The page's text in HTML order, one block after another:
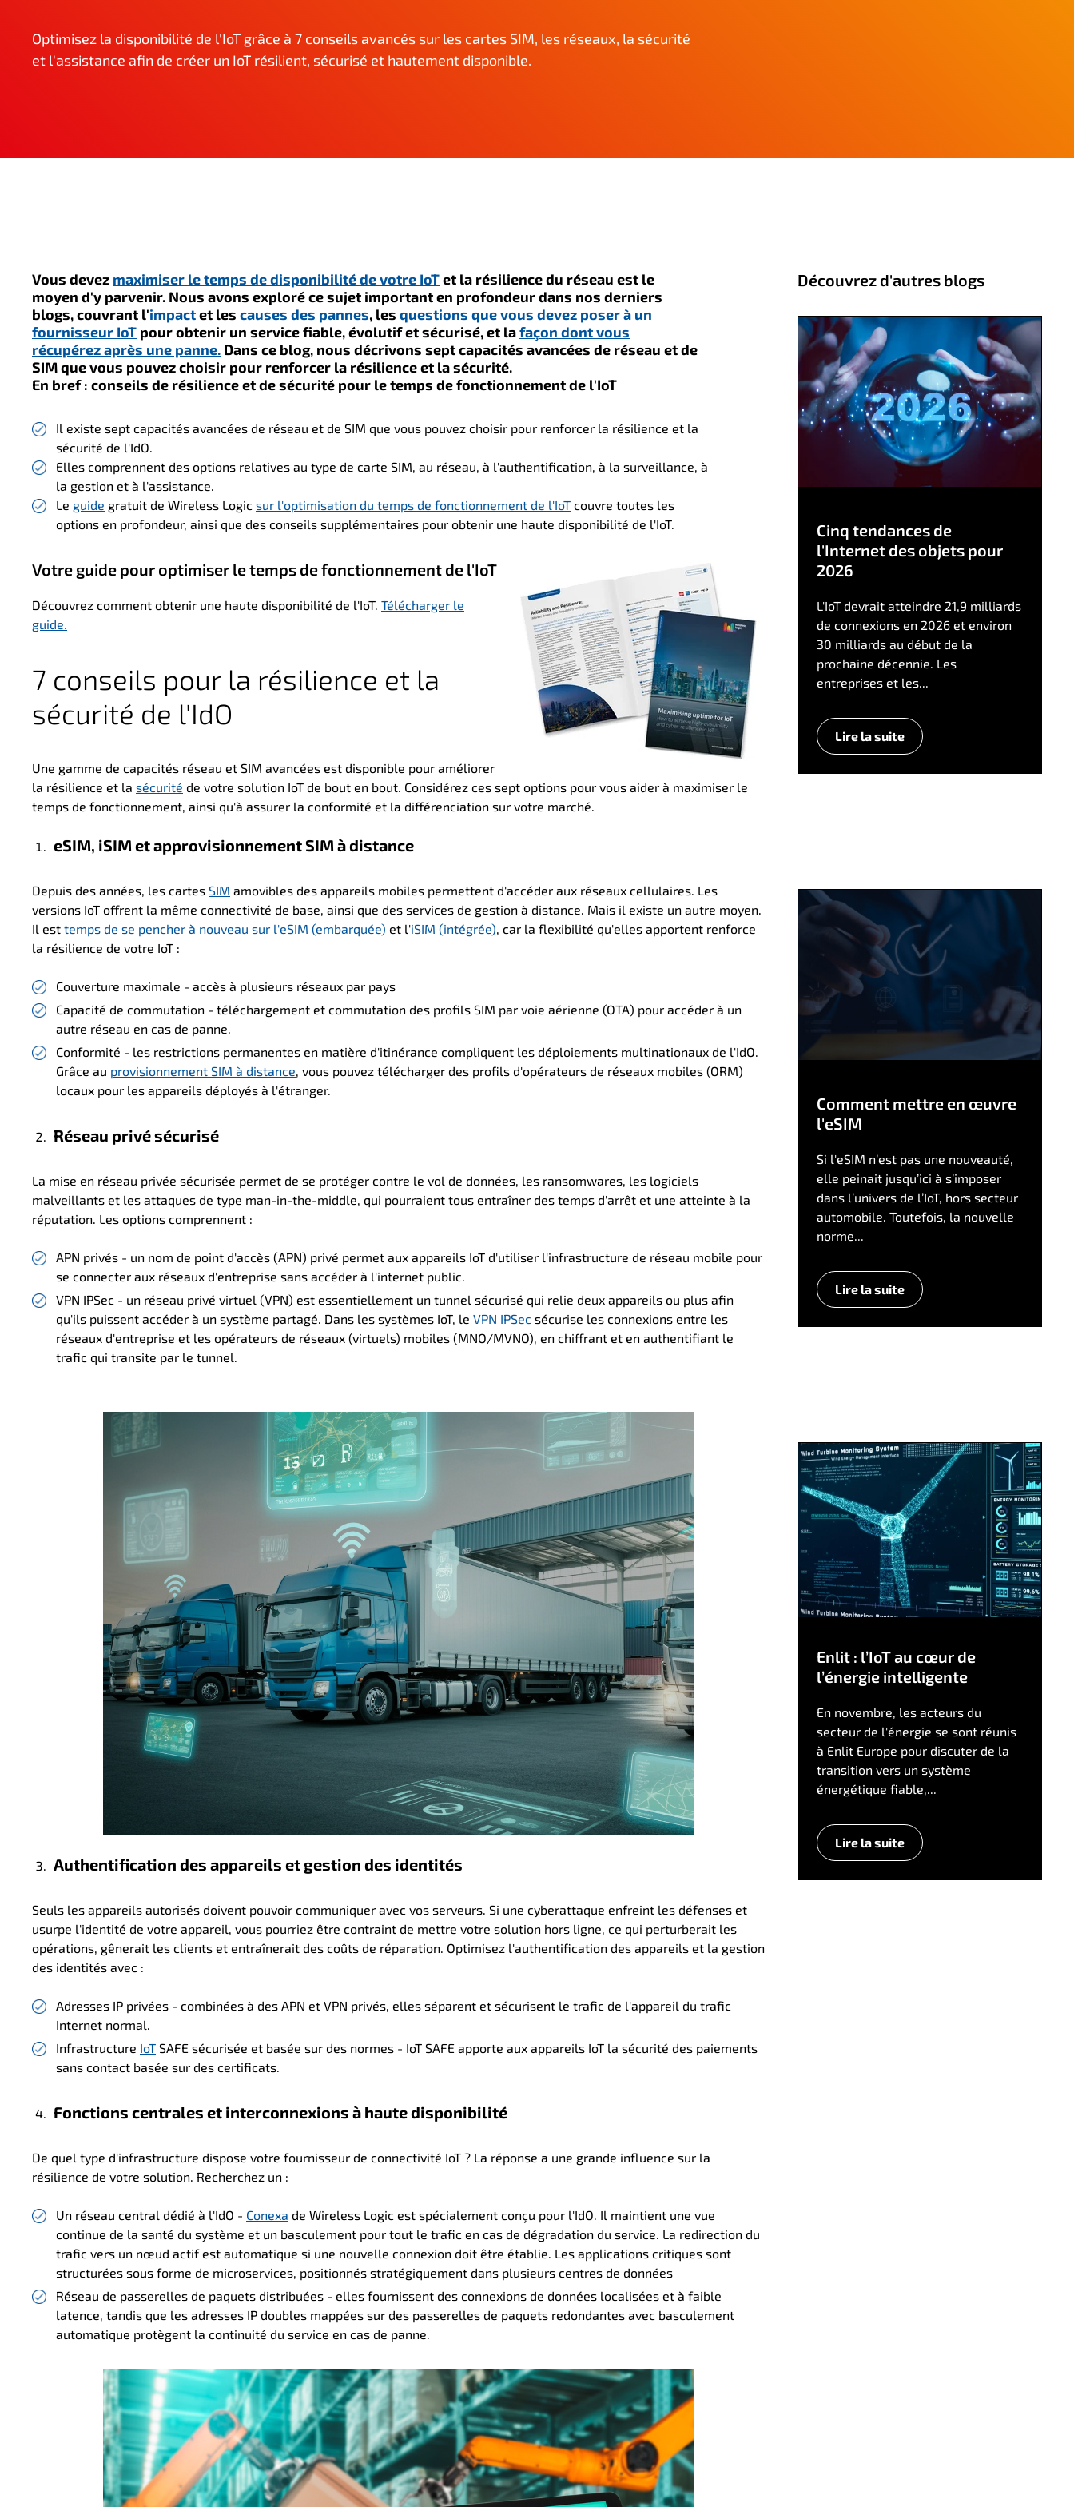
Optimisez la disponibilité de l'IoT grâce à 7 conseils avancés sur les cartes SIM, les réseaux, la sécurité
et l'assistance afin de créer un IoT résilient, sécurisé et hautement disponible.
Vous devez maximiser le temps de disponibilité de votre IoTet la résilience du réseau est le
moyen d'y parvenir. Nous avons exploré ce sujet important en profondeur dans nos derniers
blogs, couvrant l'impactet les causes des pannes, les questions que vous devez poser à un
fournisseur IoT pour obtenir un service fiable, évolutif et sécurisé, et lafaçon dont vous
récupérez après une panne. Dans ce blog, nous décrivons sept capacités avancées de réseau et de
SIM que vous pouvez choisir pour renforcer la résilience et la sécurité.
En bref : conseils de résilience et de sécurité pour le temps de fonctionnement de l'IoT
Il existe sept capacités avancées de réseau et de SIM que vous pouvez choisir pour renforcer la résilience et la
sécurité de l'IdO.
Elles comprennent des options relatives au type de carte SIM, au réseau, à l'authentification, à la surveillance, à
la gestion et à l'assistance.
Le guide gratuit de Wireless Logic sur l'optimisation du temps de fonctionnement de l'IoT couvre toutes les
options en profondeur, ainsi que des conseils supplémentaires pour obtenir une haute disponibilité de l'IoT.
Votre guide pour optimiser le temps de fonctionnement de l'IoT
Découvrez comment obtenir une haute disponibilité de l'IoT. Télécharger le
guide.
7 conseils pour la résilience et la
sécurité de l'IdO
Une gamme de capacités réseau et SIM avancées est disponible pour améliorer
la résilience et la sécurité de votre solution IoT de bout en bout. Considérez ces sept options pour vous aider à maximiser le
temps de fonctionnement, ainsi qu'à assurer la conformité et la différenciation sur votre marché.
eSIM, iSIM et approvisionnement SIM à distance
Depuis des années, les cartes SIM amovibles des appareils mobiles permettent d'accéder aux réseaux cellulaires. Les
versions IoT offrent la même connectivité de base, ainsi que des services de gestion à distance. Mais il existe un autre moyen.
Il est temps de se pencher à nouveau sur l'eSIM (embarquée) et l'iSIM (intégrée), car la flexibilité qu'elles apportent renforce
la résilience de votre IoT :
Couverture maximale - accès à plusieurs réseaux par pays
Capacité de commutation - téléchargement et commutation des profils SIM par voie aérienne (OTA) pour accéder à un
autre réseau en cas de panne.
Conformité - les restrictions permanentes en matière d'itinérance compliquent les déploiements multinationaux de l'IdO.
Grâce au provisionnement SIM à distance, vous pouvez télécharger des profils d'opérateurs de réseaux mobiles (ORM)
locaux pour les appareils déployés à l'étranger.
Réseau privé sécurisé
La mise en réseau privée sécurisée permet de se protéger contre le vol de données, les ransomwares, les logiciels
malveillants et les attaques de type man-in-the-middle, qui pourraient tous entraîner des temps d'arrêt et une atteinte à la
réputation. Les options comprennent :
APN privés - un nom de point d'accès (APN) privé permet aux appareils IoT d'utiliser l'infrastructure de réseau mobile pour
se connecter aux réseaux d'entreprise sans accéder à l'internet public.
VPN IPSec - un réseau privé virtuel (VPN) est essentiellement un tunnel sécurisé qui relie deux appareils ou plus afin
qu'ils puissent accéder à un système partagé. Dans les systèmes IoT, le VPN IPSec sécurise les connexions entre les
réseaux d'entreprise et les opérateurs de réseaux (virtuels) mobiles (MNO/MVNO), en chiffrant et en authentifiant le
trafic qui transite par le tunnel.
Authentification des appareils et gestion des identités
Seuls les appareils autorisés doivent pouvoir communiquer avec vos serveurs. Si une cyberattaque enfreint les défenses et
usurpe l'identité de votre appareil, vous pourriez être contraint de mettre votre solution hors ligne, ce qui perturberait les
opérations, gênerait les clients et entraînerait des coûts de réparation. Optimisez l'authentification des appareils et la gestion
des identités avec :
Adresses IP privées - combinées à des APN et VPN privés, elles séparent et sécurisent le trafic de l'appareil du trafic
Internet normal.
Infrastructure IoT SAFE sécurisée et basée sur des normes - IoT SAFE apporte aux appareils IoT la sécurité des paiements
sans contact basée sur des certificats.
Fonctions centrales et interconnexions à haute disponibilité
De quel type d'infrastructure dispose votre fournisseur de connectivité IoT ? La réponse a une grande influence sur la
résilience de votre solution. Recherchez un :
Un réseau central dédié à l'IdO - Conexa de Wireless Logic est spécialement conçu pour l'IdO. Il maintient une vue
continue de la santé du système et un basculement pour tout le trafic en cas de dégradation du service. La redirection du
trafic vers un nœud actif est automatique si une nouvelle connexion doit être établie. Les applications critiques sont
structurées sous forme de microservices, positionnés stratégiquement dans plusieurs centres de données
Réseau de passerelles de paquets distribuées - elles fournissent des connexions de données localisées et à faible
latence, tandis que les adresses IP doubles mappées sur des passerelles de paquets redondantes avec basculement
automatique protègent la continuité du service en cas de panne.
Découvrez d'autres blogs
Cinq tendances de
l'Internet des objets pour
2026
L'IoT devrait atteindre 21,9 milliards
de connexions en 2026 et environ
30 milliards au début de la
prochaine décennie. Les
entreprises et les...
Lire la suite
Comment mettre en œuvre
l'eSIM
Si l'eSIM n’est pas une nouveauté,
elle peinait jusqu’ici à s’imposer
dans l’univers de l’IoT, hors secteur
automobile. Toutefois, la nouvelle
norme...
Lire la suite
Enlit : l’IoT au cœur de
l’énergie intelligente
En novembre, les acteurs du
secteur de l'énergie se sont réunis
à Enlit Europe pour discuter de la
transition vers un système
énergétique fiable,...
Lire la suite